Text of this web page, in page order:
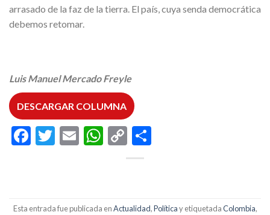
arrasado de la faz de la tierra. El país, cuya senda democrática
debemos retomar.
Luis Manuel Mercado Freyle
DESCARGAR COLUMNA
Facebook
Twitter
EmailWhatsApp
Copy
Link
Esta entrada fue publicada enActualidad,Políticay etiquetadaColombia,